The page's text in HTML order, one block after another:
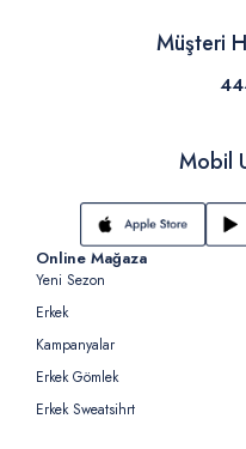
Müşteri
Mobil
Online Mağaza
Yeni Sezon
Erkek
Kampanyalar
Erkek Gömlek
Erkek Sweatsihrt